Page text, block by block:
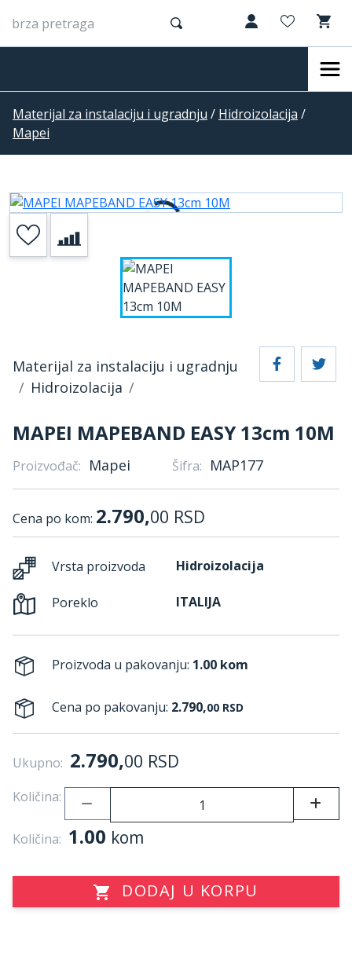
Materijal za instalaciju i ugradnju / Hidroizolacija /
Mapei
Materijal za instalaciju i ugradnju
Hidroizolacija
MAPEI MAPEBAND EASY 13cm 10M
Proizvođač: Mapei Šifra: MAP177
Cena po kom: 2.790,00 RSD
Vrsta proizvoda Hidroizolacija
Poreklo ITALIJA
Proizvoda u pakovanju: 1.00 kom
Cena po pakovanju: 2.790,00 RSD
Ukupno: 2.790,00 RSD
Količina:
Količina: 1.00 kom
DODAJ U KORPU